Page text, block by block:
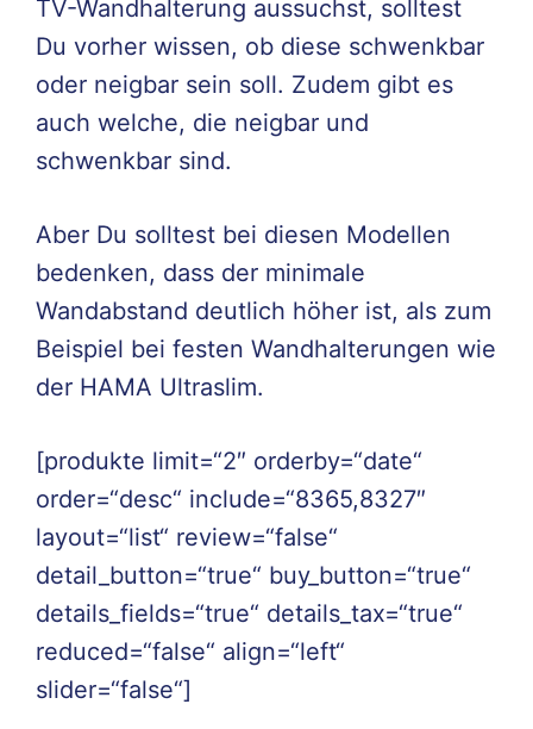
TV-Wandhalterung aussuchst, solltest
Du vorher wissen, ob diese schwenkbar
oder neigbar sein soll. Zudem gibt es
auch welche, die neigbar und
schwenkbar sind.
Aber Du solltest bei diesen Modellen
bedenken, dass der minimale
Wandabstand deutlich höher ist, als zum
Beispiel bei festen Wandhalterungen wie
der HAMA Ultraslim.
[produkte limit=“2″ orderby=“date“
order=“desc“ include=“8365,8327″
layout=“list“ review=“false“
detail_button=“true“ buy_button=“true“
details_fields=“true“ details_tax=“true“
reduced=“false“ align=“left“
slider=“false“]